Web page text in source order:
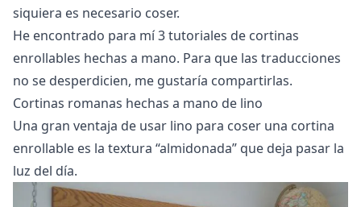
siquiera es necesario coser.
He encontrado para mí 3 tutoriales de cortinas
enrollables hechas a mano. Para que las traducciones
no se desperdicien, me gustaría compartirlas.
Cortinas romanas hechas a mano de lino
Una gran ventaja de usar lino para coser una cortina
enrollable es la textura “almidonada” que deja pasar la
luz del día.